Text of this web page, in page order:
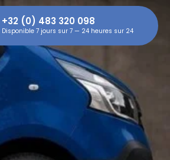
+32 (0) 483 320 098
Disponible 7 jours sur 7 — 24 heures sur 24